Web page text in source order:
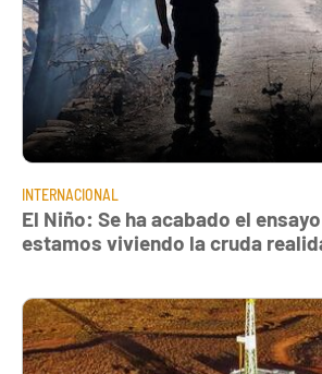
INTERNACIONAL
El Niño: Se ha acabado el
estamos viviendo la cruda